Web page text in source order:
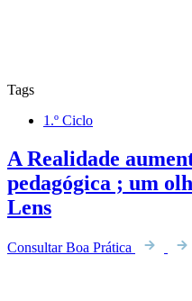
Tags
1.º Ciclo
A Realidade
pedagógica ; um
Lens
Consultar Boa Prática